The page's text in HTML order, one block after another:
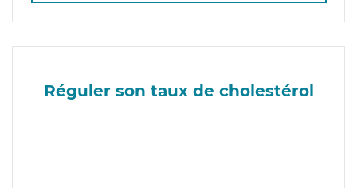
Réguler son taux de cholestérol